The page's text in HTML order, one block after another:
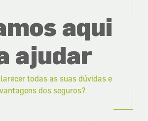
aqui
ajudar
todas as suas dúvidas e
dos seguros?